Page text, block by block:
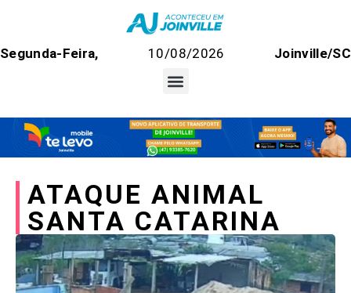
Segunda-Feira, 10/08/2026 Joinville/SC
ATAQUE ANIMAL
SANTA CATARINA